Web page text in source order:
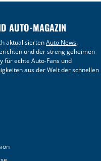
AUTO-MAGAZIN
aktualisiertenAuto News,
und der streng geheimen
für echte Auto-Fans und
aus der Welt der schnellen